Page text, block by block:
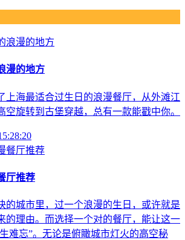
漫的地方
上海最适合过生日的浪漫餐厅，从外滩江
空旋转到古堡穿越，总有一款能戳中你。
厅推荐
的城市里，过一个浪漫的生日，或许就是
的理由。而选择一个对的餐厅，能让这一
难忘”。无论是俯瞰城市灯火的高空秘